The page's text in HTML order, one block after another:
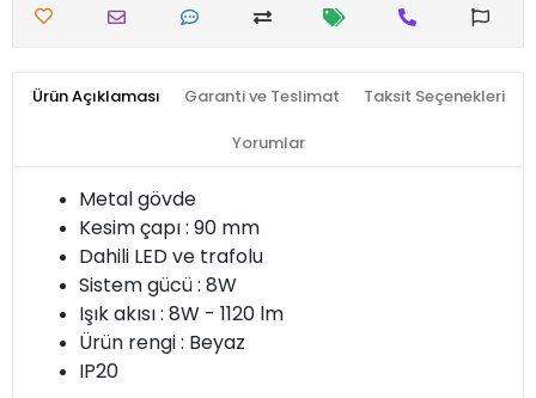
Ürün Açıklaması Garanti ve Teslimat Taksit Seçenekleri
Yorumlar
Metal gövde
Kesim çapı : 90 mm
Dahili LED ve trafolu
Sistem gücü : 8W
Işık akısı : 8W - 1120 lm
Ürün rengi : Beyaz
IP20